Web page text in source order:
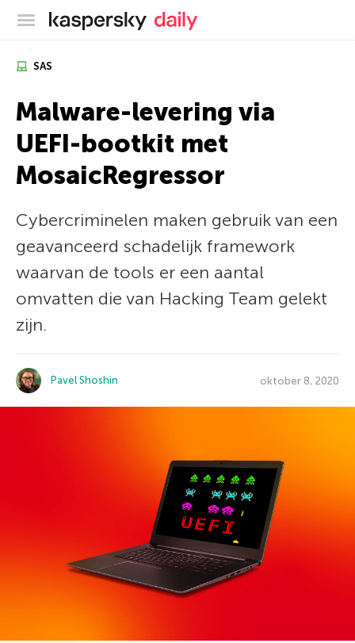
Kaspersky official blog
SAS
Malware-levering via
UEFI-bootkit met
MosaicRegressor
Cybercriminelen maken gebruik van een
geavanceerd schadelijk framework
waarvan de tools er een aantal
omvatten die van Hacking Team gelekt
zijn.
Pavel Shoshin oktober 8, 2020